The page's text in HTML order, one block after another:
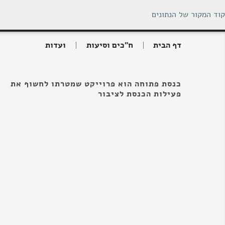
קוד המקור של הנתונים
דף הבית ח"כים וסיעות ועדות
כנסת פתוחה הוא פרוייקט שמטרתו לחשוף את
פעילות הכנסת לציבור